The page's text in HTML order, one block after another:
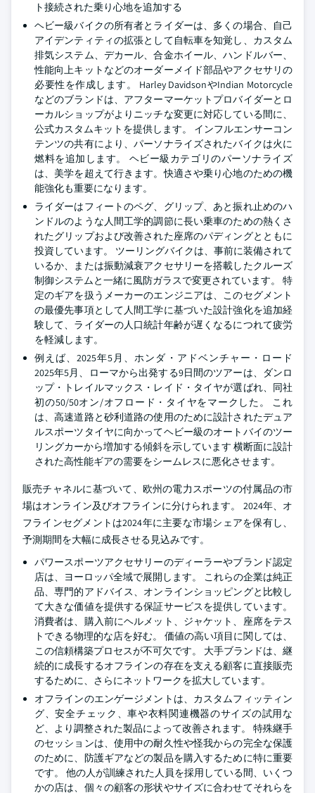
ト接続された乗り心地を追加する
ヘビー級バイクの所有者とライダーは、多くの場合、自己
アイデンティティの拡張として自転車を知覚し、カスタム
排気システム、デカール、合金ホイール、ハンドルバー、
性能向上キットなどのオーダーメイド部品やアクセサリの
必要性を作成します。 Harley DavidsonやIndian Motorcycle
などのブランドは、アフターマーケットプロバイダーとロ
ーカルショップがよりニッチな変更に対応している間に、
公式カスタムキットを提供します。 インフルエンサーコン
テンツの共有により、パーソナライズされたバイクは火に
燃料を追加します。 ヘビー級カテゴリのパーソナライズ
は、美学を超えて行きます。快適さや乗り心地のための機
能強化も重要になります。
ライダーはフィートのペグ、グリップ、あと振れ止めのハ
ンドルのような人間工学的調節に長い乗車のための熱くさ
れたグリップおよび改善された座席のパディングとともに
投資しています。 ツーリングバイクは、事前に装備されて
いるか、または振動減衰アクセサリーを搭載したクルーズ
制御システムと一緒に風防ガラスで変更されています。 特
定のギアを扱うメーカーのエンジニアは、このセグメント
の最優先事項として人間工学に基づいた設計強化を追加経
験して、ライダーの人口統計年齢が遅くなるにつれて疲労
を軽減します。
例えば、2025年5月、ホンダ・アドベンチャー・ロード
2025年5月、ローマから出発する9日間のツアーは、ダンロ
ップ・トレイルマックス・レイド・タイヤが選ばれ、同社
初の50/50オン/オフロード・タイヤをマークした。 これ
は、高速道路と砂利道路の使用のために設計されたデュア
ルスポーツタイヤに向かってヘビー級のオートバイのツー
リングカーから増加する傾斜を示しています 横断面に設計
された高性能ギアの需要をシームレスに悪化させます。
販売チャネルに基づいて、欧州の電力スポーツの付属品の市
場はオンライン及びオフラインに分けられます。 2024年、オ
フラインセグメントは2024年に主要な市場シェアを保有し、
予測期間を大幅に成長させる見込みです。
パワースポーツアクセサリーのディーラーやブランド認定
店は、ヨーロッパ全域で展開します。 これらの企業は純正
品、専門的アドバイス、オンラインショッピングと比較し
て大きな価値を提供する保証サービスを提供しています。
消費者は、購入前にヘルメット、ジャケット、座席をテス
トできる物理的な店を好む。 価値の高い項目に関しては、
この信頼構築プロセスが不可欠です。 大手ブランドは、継
続的に成長するオフラインの存在を支える顧客に直接販売
するために、さらにネットワークを拡大しています。
オフラインのエンゲージメントは、カスタムフィッティン
グ、安全チェック、車や衣料関連機器のサイズの試用な
ど、より調整された製品によって改善されます。 特殊継手
のセッションは、使用中の耐久性や怪我からの完全な保護
のために、防護ギアなどの製品を購入するために特に重要
です。 他の人が訓練された人員を採用している間、いくつ
かの店は、個々の顧客の形状やサイズに合わせてそれらを